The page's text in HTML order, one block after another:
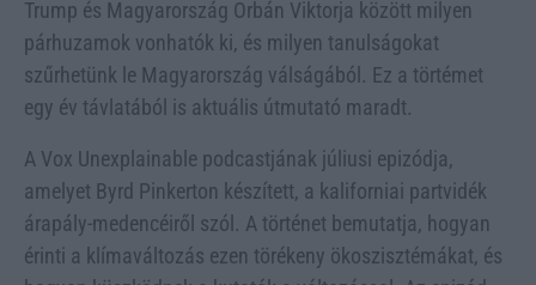
Trump és Magyarország Orbán Viktorja között milyen
párhuzamok vonhatók ki, és milyen tanulságokat
szűrhetünk le Magyarország válságából. Ez a törtémet
egy év távlatából is aktuális útmutató maradt.
A Vox Unexplainable podcastjának júliusi epizódja,
amelyet Byrd Pinkerton készített, a kaliforniai partvidék
árapály-medencéiről szól. A történet bemutatja, hogyan
érinti a klímaváltozás ezen törékeny ökoszisztémákat, és